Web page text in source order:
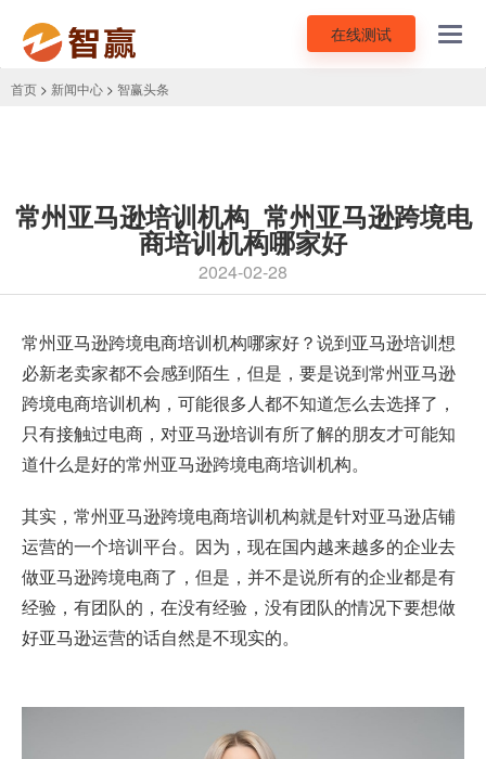
在线测试
首页 > 新闻中心 > 智赢头条
常州亚马逊培训机构_常州亚马逊跨境电
商培训机构哪家好
2024-02-28
常州亚马逊跨境电商培训机构哪家好？说到亚马逊培训想
必新老卖家都不会感到陌生，但是，要是说到常州亚马逊
跨境电商培训机构，可能很多人都不知道怎么去选择了，
只有接触过电商，对亚马逊培训有所了解的朋友才可能知
道什么是好的常州亚马逊跨境电商培训机构。
其实，常州亚马逊跨境电商培训机构就是针对亚马逊店铺
运营的一个培训平台。因为，现在国内越来越多的企业去
做亚马逊跨境电商了，但是，并不是说所有的企业都是有
经验，有团队的，在没有经验，没有团队的情况下要想做
好亚马逊运营的话自然是不现实的。